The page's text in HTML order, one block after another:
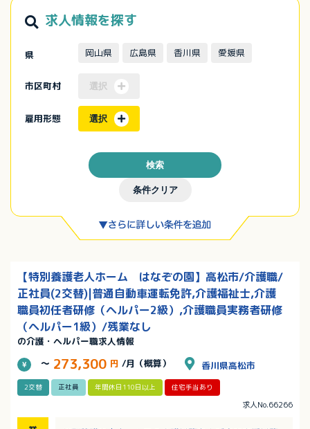
求人情報を探す
県 岡山県 広島県 香川県 愛媛県
市区町村 選択
雇用形態 選択
条件クリア
検索
【特別養護老人ホーム はなぞの園】高松市/介護職/
正社員(2交替)|普通自動車運転免許,介護福祉士,介護
職員初任者研修（ヘルパー2級）,介護職員実務者研修
（ヘルパー1級）/残業なし
の介護・ヘルパー職求人情報
～ 273,300 円 /月（概算） 香川県高松市
2交替 正社員 年間休日110日以上 住宅手当あり
求人No.66266